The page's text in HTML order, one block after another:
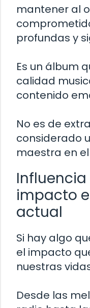
mantener al
profundas y
Es un álbum
calidad
contenido
No es de
considerado
maestra en
Influencia
impacto
actual
Si hay algo
el impacto
nuestras
Desde las